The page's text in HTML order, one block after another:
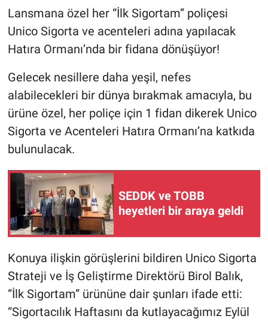
Lansmana özel her “İlk Sigortam” poliçesi
Unico Sigorta ve acenteleri adına yapılacak
Hatıra Ormanı’nda bir fidana dönüşüyor!
Gelecek nesillere daha yeşil, nefes
alabilecekleri bir dünya bırakmak amacıyla, bu
ürüne özel, her poliçe için 1 fidan dikerek Unico
Sigorta ve Acenteleri Hatıra Ormanı’na katkıda
bulunulacak.
SEDDK ve TOBB
heyetleri bir araya geldi
Konuya ilişkin görüşlerini bildiren Unico Sigorta
Strateji ve İş Geliştirme Direktörü Birol Balık,
“İlk Sigortam” ürününe dair şunları ifade etti:
“Sigortacılık Haftasını da kutlayacağımız Eylül